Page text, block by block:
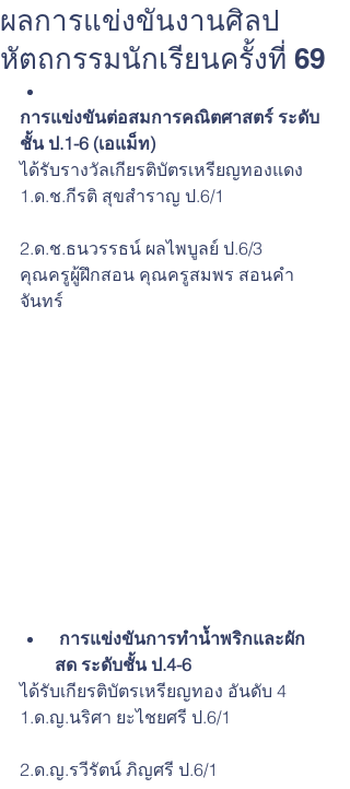
ประดิษฐ์
ผลการแข่งขันงานศิลป
หัตถกรรมนักเรียนครั้งที่ 69
การแข่งขันต่อสมการคณิตศาสตร์ ระดับ
ชั้น ป.1-6 (เอแม็ท)
ได้รับรางวัลเกียรติบัตรเหรียญทองแดง
1.ด.ช.กีรติ สุขสำราญ ป.6/1
2.ด.ช.ธนวรรธน์ ผลไพบูลย์ ป.6/3
คุณครูผู้ฝึกสอน คุณครูสมพร สอนคำ
จันทร์
สด ระดับชั้น ป.4-6
ได้รับเกียรติบัตรเหรียญทอง อันดับ 4
1.ด.ญ.นริศา ยะไชยศรี ป.6/1
2.ด.ญ.รวีรัตน์ ภิญศรี ป.6/1